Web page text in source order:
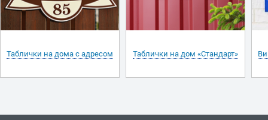
Таблички на дома с адресом Таблички на дом «Стандарт»